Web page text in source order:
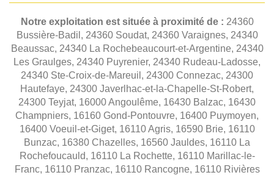
Notre exploitation est située à proximité de : 24360
Bussière-Badil, 24360 Soudat, 24360 Varaignes, 24340
Beaussac, 24340 La Rochebeaucourt-et-Argentine, 24340
Les Graulges, 24340 Puyrenier, 24340 Rudeau-Ladosse,
24340 Ste-Croix-de-Mareuil, 24300 Connezac, 24300
Hautefaye, 24300 Javerlhac-et-la-Chapelle-St-Robert,
24300 Teyjat, 16000 Angoulême, 16430 Balzac, 16430
Champniers, 16160 Gond-Pontouvre, 16400 Puymoyen,
16400 Voeuil-et-Giget, 16110 Agris, 16590 Brie, 16110
Bunzac, 16380 Chazelles, 16560 Jauldes, 16110 La
Rochefoucauld, 16110 La Rochette, 16110 Marillac-le-
Franc, 16110 Pranzac, 16110 Rancogne, 16110 Rivières